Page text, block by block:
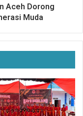
Aceh Dorong
Muda